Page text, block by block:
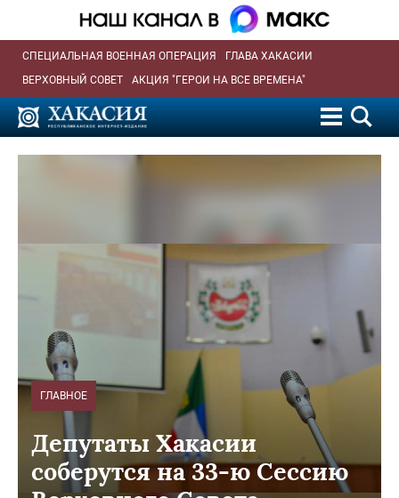
СПЕЦИАЛЬНАЯ ВОЕННАЯ ОПЕРАЦИЯ
ГЛАВА ХАКАСИИ
ВЕРХОВНЫЙ СОВЕТ
АКЦИЯ "ГЕРОИ НА ВСЕ ВРЕМЕНА"
ГЛАВНОЕ
Депутаты Хакасии
соберутся на 33-ю Сессию